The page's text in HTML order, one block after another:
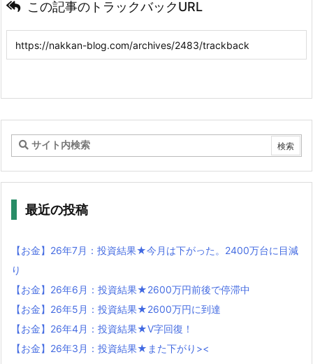
この記事のトラックバックURL
最近の投稿
【お金】26年7月：投資結果★今月は下がった。2400万台に目減
り
【お金】26年6月：投資結果★2600万円前後で停滞中
【お金】26年5月：投資結果★2600万円に到達
【お金】26年4月：投資結果★V字回復！
【お金】26年3月：投資結果★また下がり><